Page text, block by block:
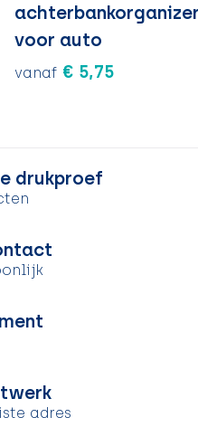
voor auto
vanaf € 5,75
drukproef
adres